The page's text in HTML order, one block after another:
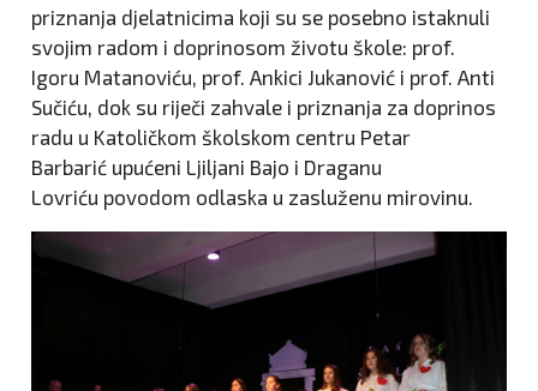
priznanja djelatnicima koji su se posebno istaknuli
svojim radom i doprinosom životu škole: prof.
Igoru Matanoviću, prof. Ankici Jukanović i prof. Anti
Sučiću, dok su riječi zahvale i priznanja za doprinos
radu u Katoličkom školskom centru Petar
Barbarić upućeni Ljiljani Bajo i Draganu
Lovriću povodom odlaska u zasluženu mirovinu.